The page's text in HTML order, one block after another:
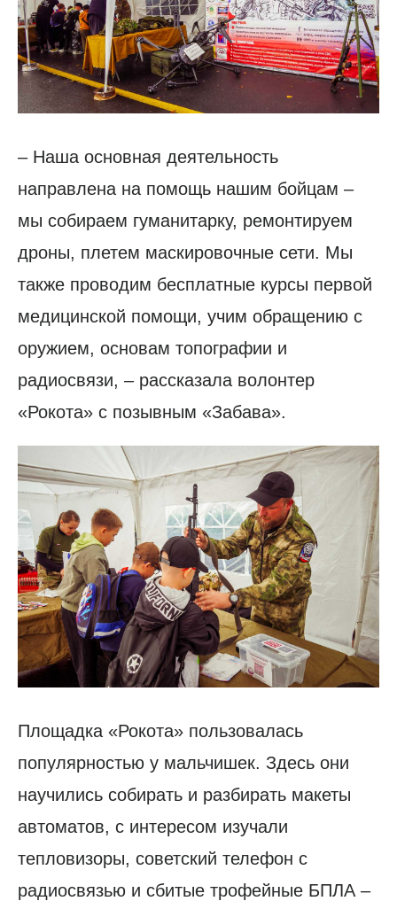
– Наша основная деятельность
направлена на помощь нашим бойцам –
мы собираем гуманитарку, ремонтируем
дроны, плетем маскировочные сети. Мы
также проводим бесплатные курсы первой
медицинской помощи, учим обращению с
оружием, основам топографии и
радиосвязи, – рассказала волонтер
«Рокота» с позывным «Забава».
Площадка «Рокота» пользовалась
популярностью у мальчишек. Здесь они
научились собирать и разбирать макеты
автоматов, с интересом изучали
тепловизоры, советский телефон с
радиосвязью и сбитые трофейные БПЛА –